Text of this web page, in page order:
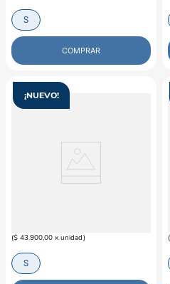
S
COMPRAR
¡NUEVO!
($ 43.900,00 x unidad)
S
(